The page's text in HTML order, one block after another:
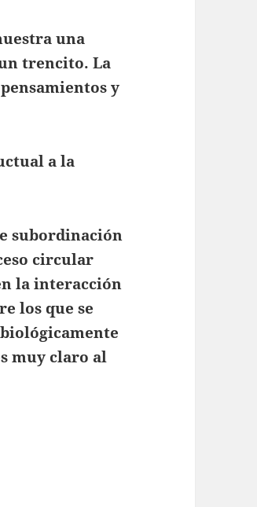
una
trencito. La
y
a la
subordinación
circular
la interacción
los que se
muy claro al